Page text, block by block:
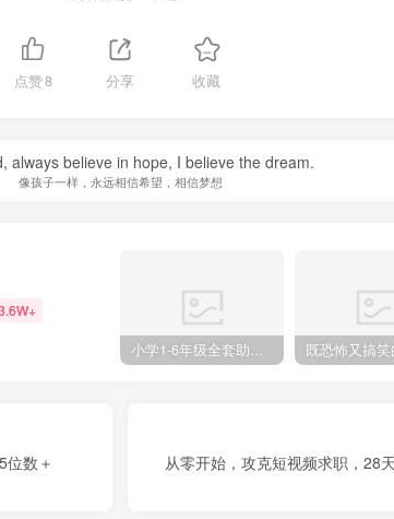
点赞8 分享 收藏
always believe in hope, I believe the dream.
像孩子一样，永远相信希望，相信梦想
小学1-6年级全套助学资源包（9000GB）(超值的精品资源-会员也需单独购买哦)
位数＋
从零开始，攻克短视频求职，28